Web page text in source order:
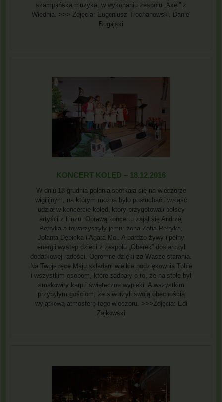
szampańska muzyka, w wykonaniu zespołu „Axel” z
Wiednia. >>> Zdjęcia: Eugeniusz Trochanowski, Daniel
Bugajski
KONCERT KOLĘD – 18.12.2016
W dniu 18 grudnia polonia spotkała się na wieczorze
wigilijnym, na którym można było posłuchać i wziąść
udział w koncercie kolęd, który przygotowali polscy
artyści z Linzu. Oprawą koncertu zajął się Andrzej
Petryka a towarzyszyły jemu: żona Zofia Petryka,
Jolanta Dębicka i Agata Mol. A bardzo żywy i pełny
energii występ dzieci z zespołu „Oberek” dostarczył
dodatkowej radości. Ogromne dzięki za Wasze starania.
Na Twoje ręce Maju składam wielkie podziękownia Tobie
i wszystkim osobom, które zadbały o to, że na stole był
smakowity karp i święteczne wypieki. A wszystkim
przybyłym gościom, że stworzyli swoją obecnością
wyjątkową atmosferę tego wieczoru. >>>Zdjęcia: Edi
Zajkowski